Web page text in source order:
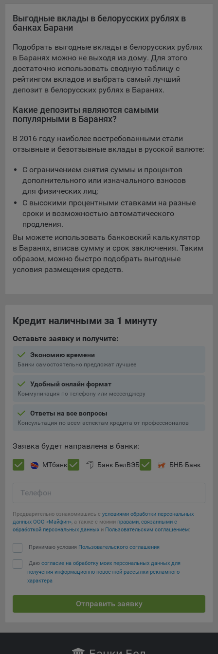
Google Analytics – сервис веб-аналитики,
предоставляемый компанией Google, Inc. Адрес: Google,
Mountain View, CA 94043, USA.Политика
конфиденциальности Google.
Matomo — это система веб-аналитики, которая позволяет
следит за доступностью сервисов, предоставляемых
Дзержинского, д.3Б, пом.44.
рекламу на площадке VK пользователям, которые
посещали сайт.
проспект, д. 39, стр. 79, БЦ «SkyLight».
Технические настройки
Технические настройки хранят технические данные вашего
выбора (например, языкового). Техническая аналитика
используется для обеспечения корректной работы сайта.
Компании, которой мы поручаем обработку данных для
данной цели:
Сервис хранения информации, предоставляемый
Рекламные Cookie
Отключение рекламных cookie-файлы не позволит
принимать меры по совершенствованию работы
Сайта, исходя из предпочтений пользователя, а также
материалов по наиболее актуальному, подходящему
назначению для каждого конкретного пользователя.
Компании, которым мы поручаем обработку данных для
данной цели:
Яндекса рекламная сеть (Yandex Mobile Ads, ADFOX) -
Europe AG, Werftestrasse 4, CH-6005 Luzern, Switzerland.
предоставляемый компанией Google Ireland Ltd, Gordon
House Barrow Street Dublin 4, D04E5W5 Ireland.
Сохранить мои изменения
Сохранить по умолчанию
Выгодные вклады в белорусских рублях в
банках Барани
Подобрать выгодные вклады в белорусских рублях
в Баранях можно не выходя из дому. Для этого
достаточно использовать сводную таблицу с
рейтингом вкладов и выбрать самый лучший
депозит в белорусских рублях в Баранях.
Какие депозиты являются самыми
популярными в Баранях?
В 2016 году наиболее востребованными стали
отзывные и безотзывные вклады в русской валюте:
С ограничением снятия суммы и процентов
дополнительного или изначального взносов
для физических лиц;
С высокими процентными ставками на разные
сроки и возможностью автоматического
продления.
Вы можете использовать банковский калькулятор
в Баранях, вписав сумму и срок заключения. Таким
образом, можно быстро подобрать выгодные
условия размещения средств.
Кредит наличными за 1 минуту
Оставьте заявку и получите:
Экономию времени
Банки самостоятельно предложат лучшее
Удобный онлайн формат
Коммуникация по телефону или мессенджеру
Ответы на все вопросы
Консультация по всем аспектам кредита от профессионалов
Заявка будет направлена в банки:
МТбанк Банк БелВЭБ БНБ-Банк
Телефон
Предварительно ознакомившись с условиями обработки персональных
данных ООО «Майфин», а также с моими правами, связанными с
обработкой персональных данных и Пользовательским соглашением:
Принимаю условия Пользовательского соглашения
Даю согласие на обработку моих персональных данных для
получения информационно-новостной рассылки рекламного
характера
Отправить заявку